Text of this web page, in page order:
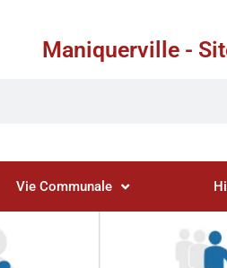
Maniquerville -
Vie Communale